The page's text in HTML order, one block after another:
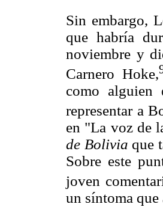
Sin embargo,
que habría
noviembre y
Carnero Hoke,
como alguien
representar a
en "La voz de
de Bolivia que
Sobre este
joven
un síntoma que